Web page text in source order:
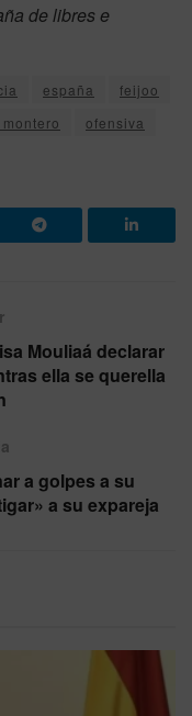
de libres e
españa
feijoo
ofensiva
Mouliaá declarar
ella se querella
a golpes a su
a su expareja